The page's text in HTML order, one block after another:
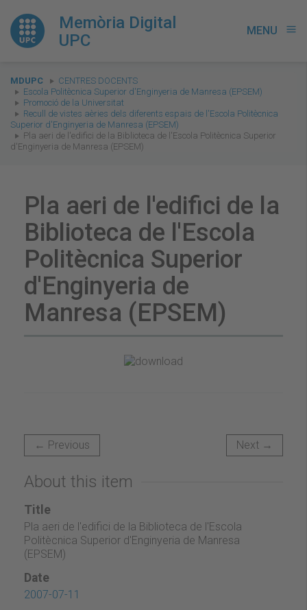
Memòria Digital
UPC
MENU menu
You
are
here:
MDUPC
CENTRES DOCENTS
Escola Politècnica Superior d'Enginyeria de Manresa (EPSEM)
Promoció de la Universitat
Recull de vistes aèries dels diferents espais de l'Escola Politècnica
Superior d'Enginyeria de Manresa (EPSEM)
Pla aeri de l'edifici de la Biblioteca de l'Escola Politècnica Superior
d'Enginyeria de Manresa (EPSEM)
Pla aeri de l'edifici de la
Biblioteca de l'Escola
Politècnica Superior
d'Enginyeria de
Manresa (EPSEM)
← Previous Next →
About this item
Title
Pla aeri de l'edifici de la Biblioteca de l'Escola
Politècnica Superior d'Enginyeria de Manresa
(EPSEM)
Date
2007-07-11